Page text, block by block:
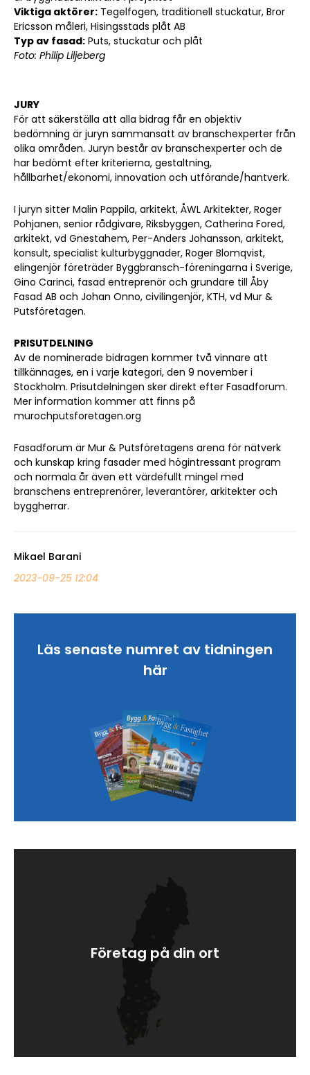
Viktiga aktörer: Tegelfogen, traditionell stuckatur, Bror
Ericsson måleri, Hisingsstads plåt AB
Typ av fasad: Puts, stuckatur och plåt
Foto: Philip Liljeberg
JURY
För att säkerställa att alla bidrag får en objektiv
bedömning är juryn sammansatt av branschexperter från
olika områden. Juryn består av branschexperter och de
har bedömt efter kriterierna, gestaltning,
hållbarhet/ekonomi, innovation och utförande/hantverk.
I juryn sitter Malin Pappila, arkitekt, ÅWL Arkitekter, Roger
Pohjanen, senior rådgivare, Riksbyggen, Catherina Fored,
arkitekt, vd Gnestahem, Per-Anders Johansson, arkitekt,
konsult, specialist kulturbyggnader, Roger Blomqvist,
elingenjör företräder Byggbransch-föreningarna i Sverige,
Gino Carinci, fasad entreprenör och grundare till Åby
Fasad AB och Johan Onno, civilingenjör, KTH, vd Mur &
Putsföretagen.
PRISUTDELNING
Av de nominerade bidragen kommer två vinnare att
tillkännages, en i varje kategori, den 9 november i
Stockholm. Prisutdelningen sker direkt efter Fasadforum.
Mer information kommer att finns på
murochputsforetagen.org
Fasadforum är Mur & Putsföretagens arena för nätverk
och kunskap kring fasader med högintressant program
och normala år även ett värdefullt mingel med
branschens entreprenörer, leverantörer, arkitekter och
byggherrar.
Mikael Barani
2023-09-25 12:04
Läs senaste numret av tidningen
här
Företag på din ort